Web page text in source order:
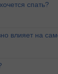
спать?
влияет на